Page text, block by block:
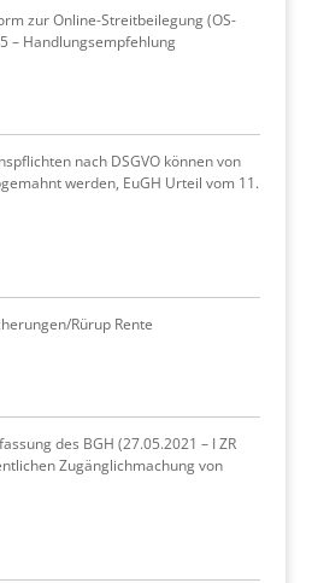
zur Online-Streitbeilegung (OS-
– Handlungsempfehlung
nach DSGVO können von
werden, EuGH Urteil vom 11.
Rürup Rente
des BGH (27.05.2021 – I ZR
Zugänglichmachung von